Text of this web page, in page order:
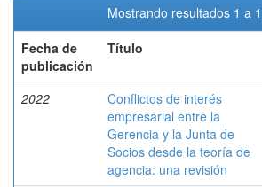
Mostrando resultados 1 a
Fecha de
publicación
Título
2022
Conflictos de interés
empresarial entre la
Gerencia y la Junta de
Socios desde la teoría de
agencia: una revisión